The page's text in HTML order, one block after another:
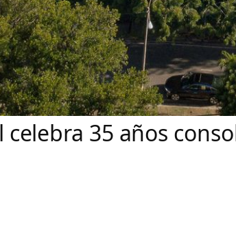
35 años